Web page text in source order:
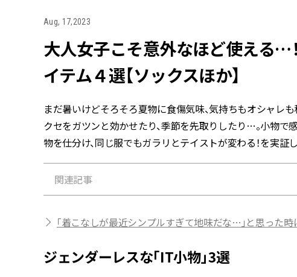
Aug, 17,2023
大人女子こそ意外なほど使える…
イテム４選【ソックスほか】
まだ暑いけどそろそろ夏物に食傷気味、気持ちもオシャレ
クセをガツンと効かせたり、季節を先取りしたり…。小物で
物を仕分け、同じ服でもガラリとテイストが変わる！を実証し
関連記事
「着こなしが最近シンプルすぎて地味だな…」と思った時
ジェンダーレスな「IT小物」3選